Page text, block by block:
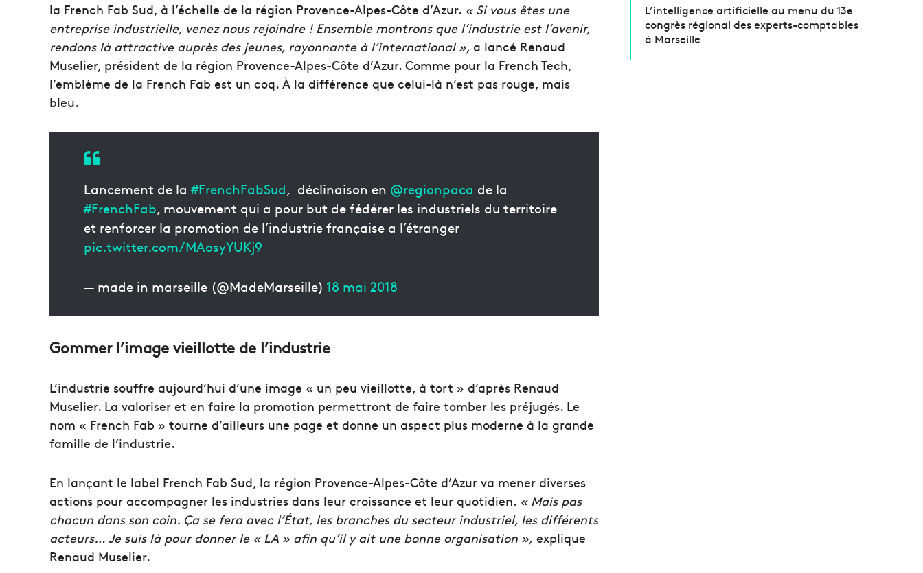
la French Fab Sud, à l’échelle de la région Provence-Alpes-Côte d’Azur. « Si vous êtes une
entreprise industrielle, venez nous rejoindre ! Ensemble montrons que l’industrie est l’avenir,
rendons là attractive auprès des jeunes, rayonnante à l’international », a lancé Renaud
Muselier, président de la région Provence-Alpes-Côte d’Azur. Comme pour la French Tech,
l’emblème de la French Fab est un coq. À la différence que celui-là n’est pas rouge, mais
bleu.
Lancement de la#FrenchFabSud, déclinaison en @regionpaca de la
#FrenchFab, mouvement qui a pour but de fédérer les industriels du territoire
et renforcer la promotion de l’industrie française a l’étranger
pic.twitter.com/MAosyYUKj9
— made in marseille (@MadeMarseille) 18 mai 2018
Gommer l’image vieillotte de l’industrie
L’industrie souffre aujourd’hui d’une image « un peu vieillotte, à tort » d’après Renaud
Muselier. La valoriser et en faire la promotion permettront de faire tomber les préjugés. Le
nom « French Fab » tourne d’ailleurs une page et donne un aspect plus moderne à la grande
famille de l’industrie.
En lançant le label French Fab Sud, la région Provence-Alpes-Côte d’Azur va mener diverses
actions pour accompagner les industries dans leur croissance et leur quotidien. « Mais pas
chacun dans son coin. Ça se fera avec l’État, les branches du secteur industriel, les différents
acteurs… Je suis là pour donner le « LA » afin qu’il y ait une bonne organisation », explique
Renaud Muselier.
L’intelligence artificielle au menu du 13e
congrès régional des experts-comptables
à Marseille